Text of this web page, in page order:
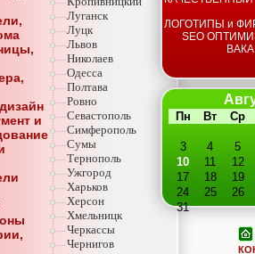
и
Луганск
Луцк
Львов
Николаев
Одесса
Полтава
Ровно
Севастополь
Симферополь
Сумы
Тернополь
Ужгород
Харьков
Херсон
Хмельницк
Черкассы
Чернигов
ЛОГОТИПЫ и
SEO
Пн Вт Ср
3 4
5
10
11
12
17
18
19
24
25
26
31